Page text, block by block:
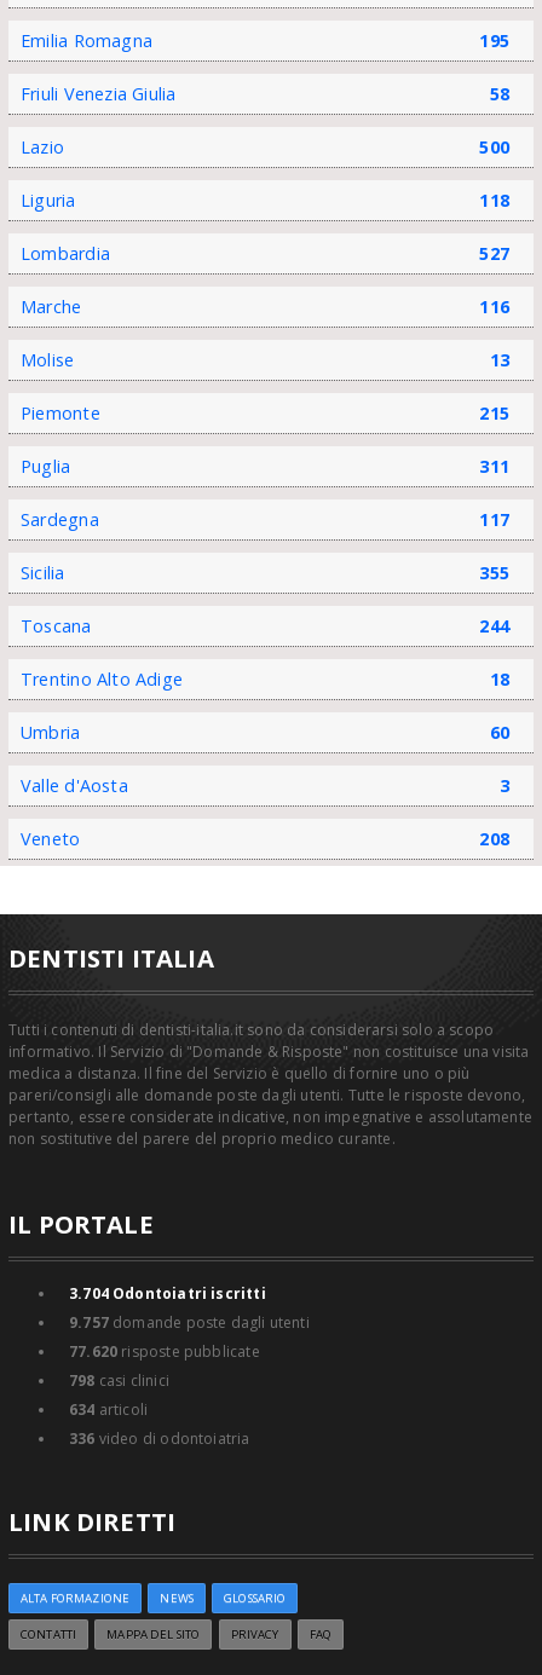
Emilia Romagna 195
Friuli Venezia Giulia 58
Lazio 500
Liguria 118
Lombardia 527
Marche 116
Molise 13
Piemonte 215
Puglia 311
Sardegna 117
Sicilia 355
Toscana 244
Trentino Alto Adige 18
Umbria 60
Valle d'Aosta 3
Veneto 208
DENTISTI ITALIA
Tutti i contenuti di dentisti-italia.it sono da considerarsi solo a scopo
informativo. Il Servizio di "Domande & Risposte" non costituisce una visita
medica a distanza. Il fine del Servizio è quello di fornire uno o più
pareri/consigli alle domande poste dagli utenti. Tutte le risposte devono,
pertanto, essere considerate indicative, non impegnative e assolutamente
non sostitutive del parere del proprio medico curante.
IL PORTALE
3.704Odontoiatri iscritti
9.757domande poste dagli utenti
77.620 risposte pubblicate
798 casi clinici
634 articoli
336 video di odontoiatria
LINK DIRETTI
ALTA FORMAZIONE NEWS GLOSSARIO
CONTATTI MAPPA DEL SITO PRIVACY FAQ